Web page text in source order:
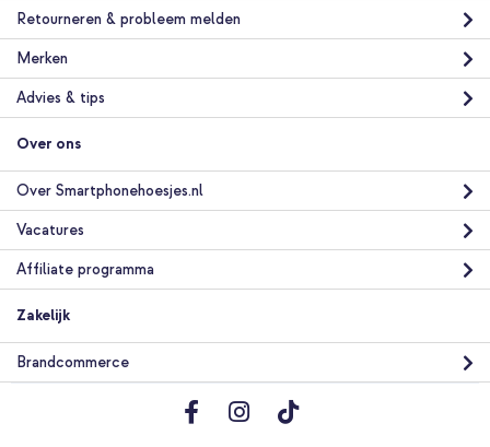
Retourneren & probleem melden
Merken
Advies & tips
Over ons
Over Smartphonehoesjes.nl
Vacatures
Affiliate programma
Zakelijk
Brandcommerce